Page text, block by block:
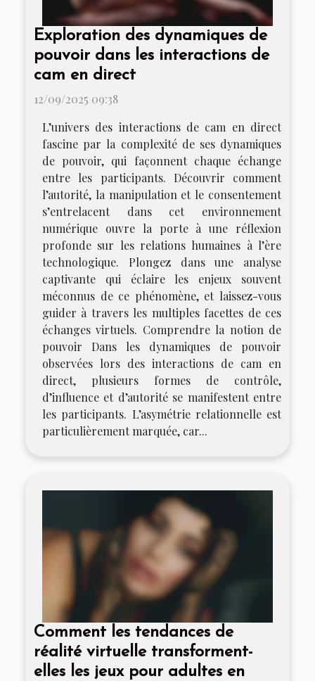
Exploration des dynamiques de
pouvoir dans les interactions de
cam en direct
12/09/2025 09:38
L’univers des interactions de cam en direct
fascine par la complexité de ses dynamiques
de pouvoir, qui façonnent chaque échange
entre les participants. Découvrir comment
l’autorité, la manipulation et le consentement
s’entrelacent dans cet environnement
numérique ouvre la porte à une réflexion
profonde sur les relations humaines à l’ère
technologique. Plongez dans une analyse
captivante qui éclaire les enjeux souvent
méconnus de ce phénomène, et laissez-vous
guider à travers les multiples facettes de ces
échanges virtuels. Comprendre la notion de
pouvoir Dans les dynamiques de pouvoir
observées lors des interactions de cam en
direct, plusieurs formes de contrôle,
d’influence et d’autorité se manifestent entre
les participants. L’asymétrie relationnelle est
particulièrement marquée, car...
Comment les tendances de
réalité virtuelle transforment-
elles les jeux pour adultes en